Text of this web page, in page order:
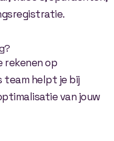
rekenen op
team helpt je bij
van jouw